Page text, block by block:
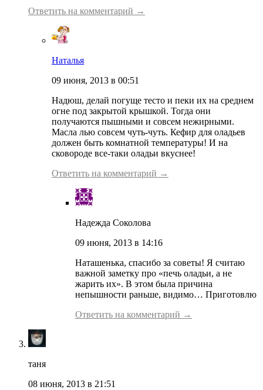
Ответить на комментарий →
Наталья
09 июня, 2013 в 00:51
Надюш, делай погуще тесто и пеки их на среднем
огне под закрытой крышкой. Тогда они
получаются пышными и совсем нежирными.
Масла лью совсем чуть-чуть. Кефир для оладьев
должен быть комнатной температуры! И на
сковороде все-таки оладьи вкуснее!
Ответить на комментарий →
Надежда Соколова
09 июня, 2013 в 14:16
Наташенька, спасибо за советы! Я считаю
важной заметку про «печь оладьи, а не
жарить их». В этом была причина
непышности раньше, видимо… Приготовлю
Ответить на комментарий →
таня
08 июня, 2013 в 21:51